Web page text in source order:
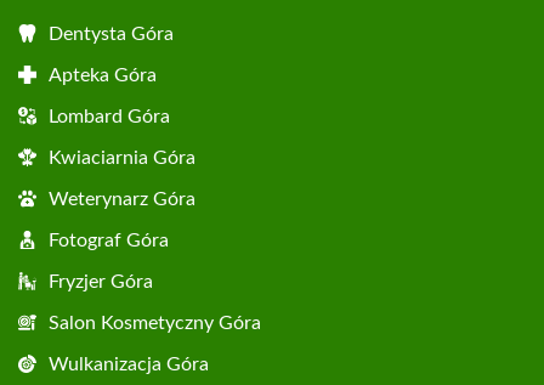
Dentysta Góra
Apteka Góra
Lombard Góra
Kwiaciarnia Góra
Weterynarz Góra
Fotograf Góra
Fryzjer Góra
Salon Kosmetyczny Góra
Wulkanizacja Góra